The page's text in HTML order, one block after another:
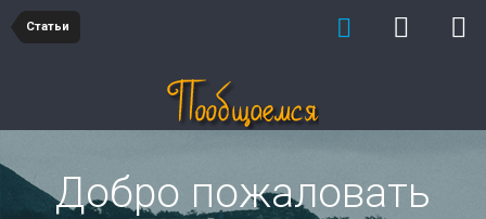
Статьи
Добро пожаловать